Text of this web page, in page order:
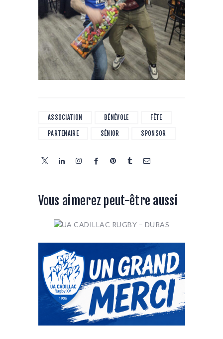
ASSOCIATION BÉNÉVOLE
FÊTE
PARTENAIRE
SÉNIOR SPONSOR
Vous aimerez peut-être aussi